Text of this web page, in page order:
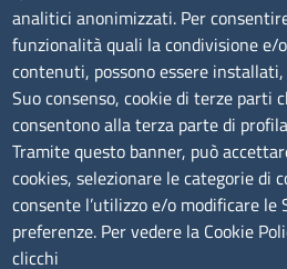
mail: ufficio.olbia@ss.camcom.it
lunedì al venerdì: 9,00 - 12,00;
- 17,00
CONTATTI
Camera di Commercio, Industria,
Agricoltura di Sassari
analitici anonimizzati. Per
funzionalità quali la condivisione e/
contenuti, possono essere
Suo consenso, cookie di terze parti
consentono alla terza parte di
Tramite questo banner, può
cookies, selezionare le categorie di
consente l’utilizzo e/o modificare le
preferenze. Per vedere la Cookie
clicchi